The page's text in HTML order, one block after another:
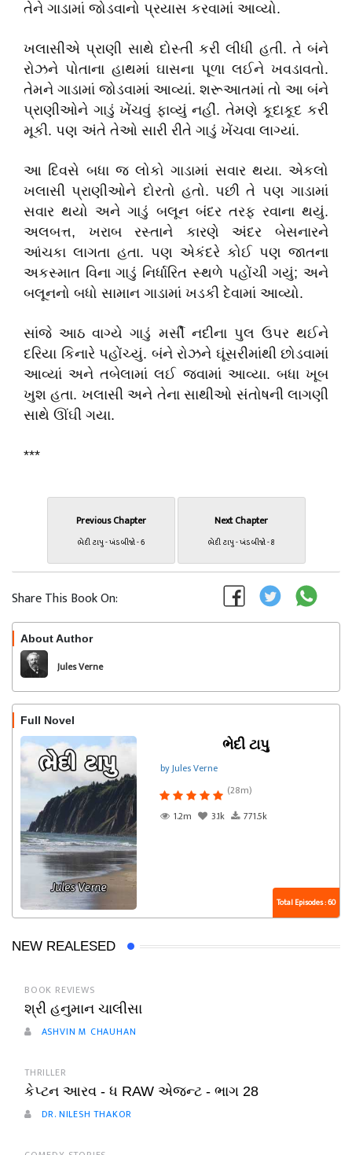
તેને ગાડામાં જોડવાનો પ્રયાસ કરવામાં આવ્યો.
ખલાસીએ પ્રાણી સાથે દોસ્તી કરી લીધી હતી. તે બંને
રોઝને પોતાના હાથમાં ઘાસના પૂળા લઈને ખવડાવતો.
તેમને ગાડામાં જોડવામાં આવ્યાં. શરૂઆતમાં તો આ બંને
પ્રાણીઓને ગાડું ખેંચવું ફાવ્યું નહીં. તેમણે કૂદાકૂદ કરી
મૂકી. પણ અંતે તેઓ સારી રીતે ગાડું ખેંચવા લાગ્યાં.
આ દિવસે બધા જ લોકો ગાડામાં સવાર થયા. એકલો
ખલાસી પ્રાણીઓને દોરતો હતો. પછી તે પણ ગાડામાં
સવાર થયો અને ગાડું બલૂન બંદર તરફ રવાના થયું.
અલબત્ત, ખરાબ રસ્તાને કારણે અંદર બેસનારને
આંચકા લાગતા હતા. પણ એકંદરે કોઈ પણ જાતના
અકસ્માત વિના ગાડું નિર્ધારિત સ્થળે પહોંચી ગયું; અને
બલૂનનો બધો સામાન ગાડામાં ખડકી દેવામાં આવ્યો.
સાંજે આઠ વાગ્યે ગાડું મર્સી નદીના પુલ ઉપર થઈને
દરિયા કિનારે પહોંચ્યું. બંને રોઝને ઘૂંસરીમાંથી છોડવામાં
આવ્યાં અને તબેલામાં લઈ જવામાં આવ્યા. બધા ખૂબ
ખુશ હતા. ખલાસી અને તેના સાથીઓ સંતોષની લાગણી
સાથે ઊંઘી ગયા.
***
Previous Chapter
ભેદી ટાપુ - ખંડ બીજો - 6
Next Chapter
ભેદી ટાપુ - ખંડ બીજો - 8
Share This Book On:
About Author
Jules Verne
Full Novel
ભેદી ટાપુ
by Jules Verne
(28m)
1.2m
3.1k 771.5k
Total Episodes : 60
NEW REALESED
BOOK REVIEWS
શ્રી હનુમાન ચાલીસા
ASHVIN M CHAUHAN
THRILLER
કેપ્ટન આરવ - ધ RAW એજન્ટ - ભાગ 28
DR. NILESH THAKOR